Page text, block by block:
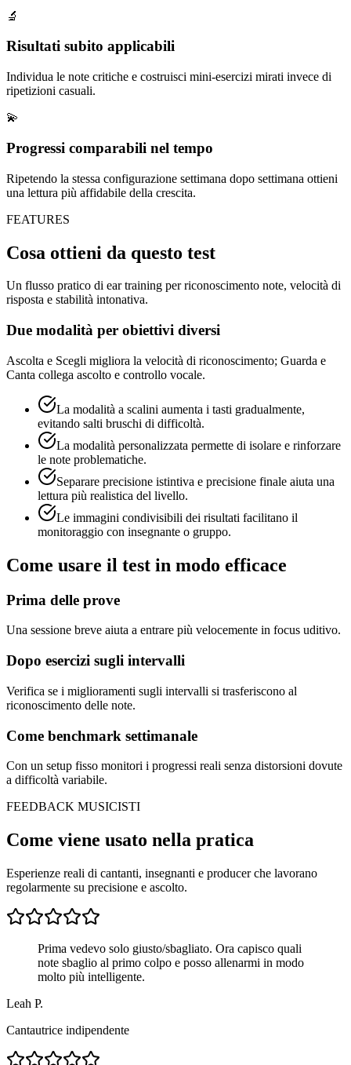
🔬
Risultati subito applicabili
Individua le note critiche e costruisci mini-esercizi mirati invece di
ripetizioni casuali.
💫
Progressi comparabili nel tempo
Ripetendo la stessa configurazione settimana dopo settimana ottieni
una lettura più affidabile della crescita.
FEATURES
Cosa ottieni da questo test
Un flusso pratico di ear training per riconoscimento note, velocità di
risposta e stabilità intonativa.
Due modalità per obiettivi diversi
Ascolta e Scegli migliora la velocità di riconoscimento; Guarda e
Canta collega ascolto e controllo vocale.
La modalità a scalini aumenta i tasti gradualmente,
evitando salti bruschi di difficoltà.
La modalità personalizzata permette di isolare e rinforzare
le note problematiche.
Separare precisione istintiva e precisione finale aiuta una
lettura più realistica del livello.
Le immagini condivisibili dei risultati facilitano il
monitoraggio con insegnante o gruppo.
Come usare il test in modo efficace
Prima delle prove
Una sessione breve aiuta a entrare più velocemente in focus uditivo.
Dopo esercizi sugli intervalli
Verifica se i miglioramenti sugli intervalli si trasferiscono al
riconoscimento delle note.
Come benchmark settimanale
Con un setup fisso monitori i progressi reali senza distorsioni dovute
a difficoltà variabile.
FEEDBACK MUSICISTI
Come viene usato nella pratica
Esperienze reali di cantanti, insegnanti e producer che lavorano
regolarmente su precisione e ascolto.
Prima vedevo solo giusto/sbagliato. Ora capisco quali
note sbaglio al primo colpo e posso allenarmi in modo
molto più intelligente.
Leah P.
Cantautrice indipendente